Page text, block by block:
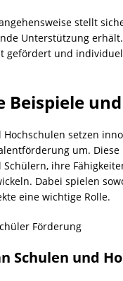
stellt
Unterstützung
gefördert und
Beispiele
Hochschulen setzen
um.
ihre
Dabei spielen
eine wichtige Rolle.
Schulen und